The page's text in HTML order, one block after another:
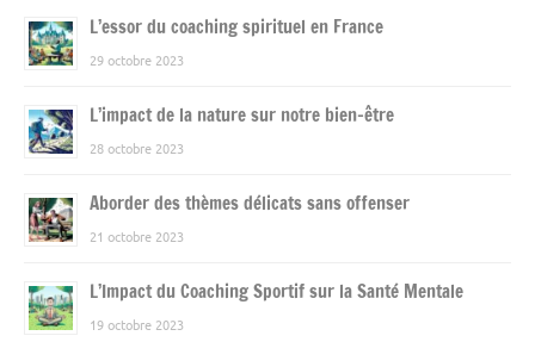
L’essor du coaching spirituel en France
29 octobre 2023
L’impact de la nature sur notre bien-être
28 octobre 2023
Aborder des thèmes délicats sans offenser
21 octobre 2023
L’Impact du Coaching Sportif sur la Santé Mentale
19 octobre 2023